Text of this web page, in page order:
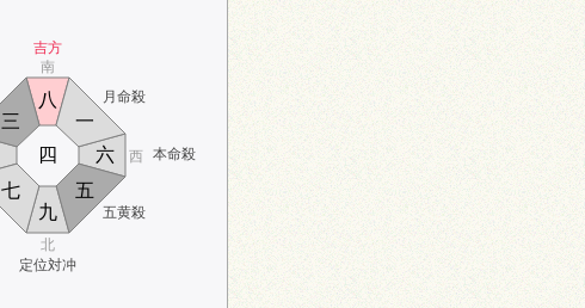
吉方
月命殺
本命殺
定位対冲
五黄殺
南
北
西
九
一
三
四
五
六
七
八